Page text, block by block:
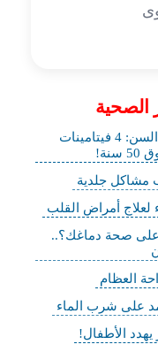
الصحية
أفضل المكملات الغذائية لكبار السن: 4 فيتامينات
مشاكل جلدية
أمراض القلب
على صحة دماغك؟..
العظام
على شرب الماء
الأطفال!